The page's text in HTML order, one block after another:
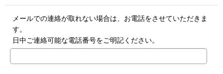
メールでの連絡が取れない場合は、お電話をさせていただきま
す。
日中ご連絡可能な電話番号をご明記ください。